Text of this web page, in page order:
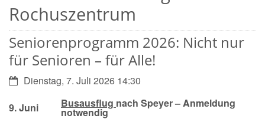
Rochuszentrum
Seniorenprogramm 2026: Nicht nur
für Senioren – für Alle!
Datum:Dienstag, 7. Juli 2026 14:30
9. Juni
Busausflug nach Speyer – Anmeldung
notwendig